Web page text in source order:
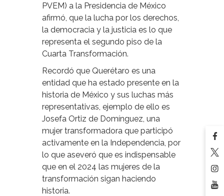
PVEM) a la Presidencia de México
afirmó, que la lucha por los derechos,
la democracia y la justicia es lo que
representa el segundo piso de la
Cuarta Transformación.
Recordó que Querétaro es una
entidad que ha estado presente en la
historia de México y sus luchas más
representativas, ejemplo de ello es
Josefa Ortiz de Domínguez, una
mujer transformadora que participó
activamente en la Independencia, por
lo que aseveró que es indispensable
que en el 2024 las mujeres de la
transformación sigan haciendo
historia.